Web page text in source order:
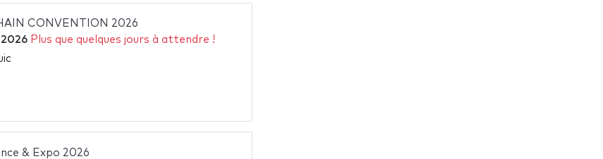
CONVENTION 2026
Plus que quelques jours à attendre !
& Expo 2026